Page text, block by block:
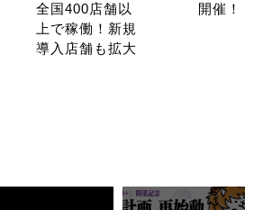
全国400店舗以
上で稼働！新規
導入店舗も拡大
開催！